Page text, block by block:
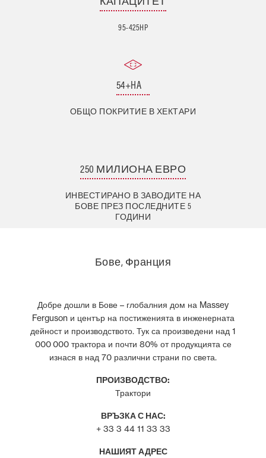
95-425HP
54+HA
ОБЩО ПОКРИТИЕ В ХЕКТАРИ
250 МИЛИОНА ЕВРО
ИНВЕСТИРАНО В ЗАВОДИТЕ НА
БОВЕ ПРЕЗ ПОСЛЕДНИТЕ 5
ГОДИНИ
Бове, Франция
Добре дошли в Бове – глобалния дом на Massey
Ferguson и център на постиженията в инженерната
дейност и производството. Тук са произведени над 1
000 000 трактора и почти 80% от продукцията се
изнася в над 70 различни страни по света.
ПРОИЗВОДСТВО:
Трактори
ВРЪЗКА С НАС:
+ 33 3 44 11 33 33
НАШИЯТ АДРЕС